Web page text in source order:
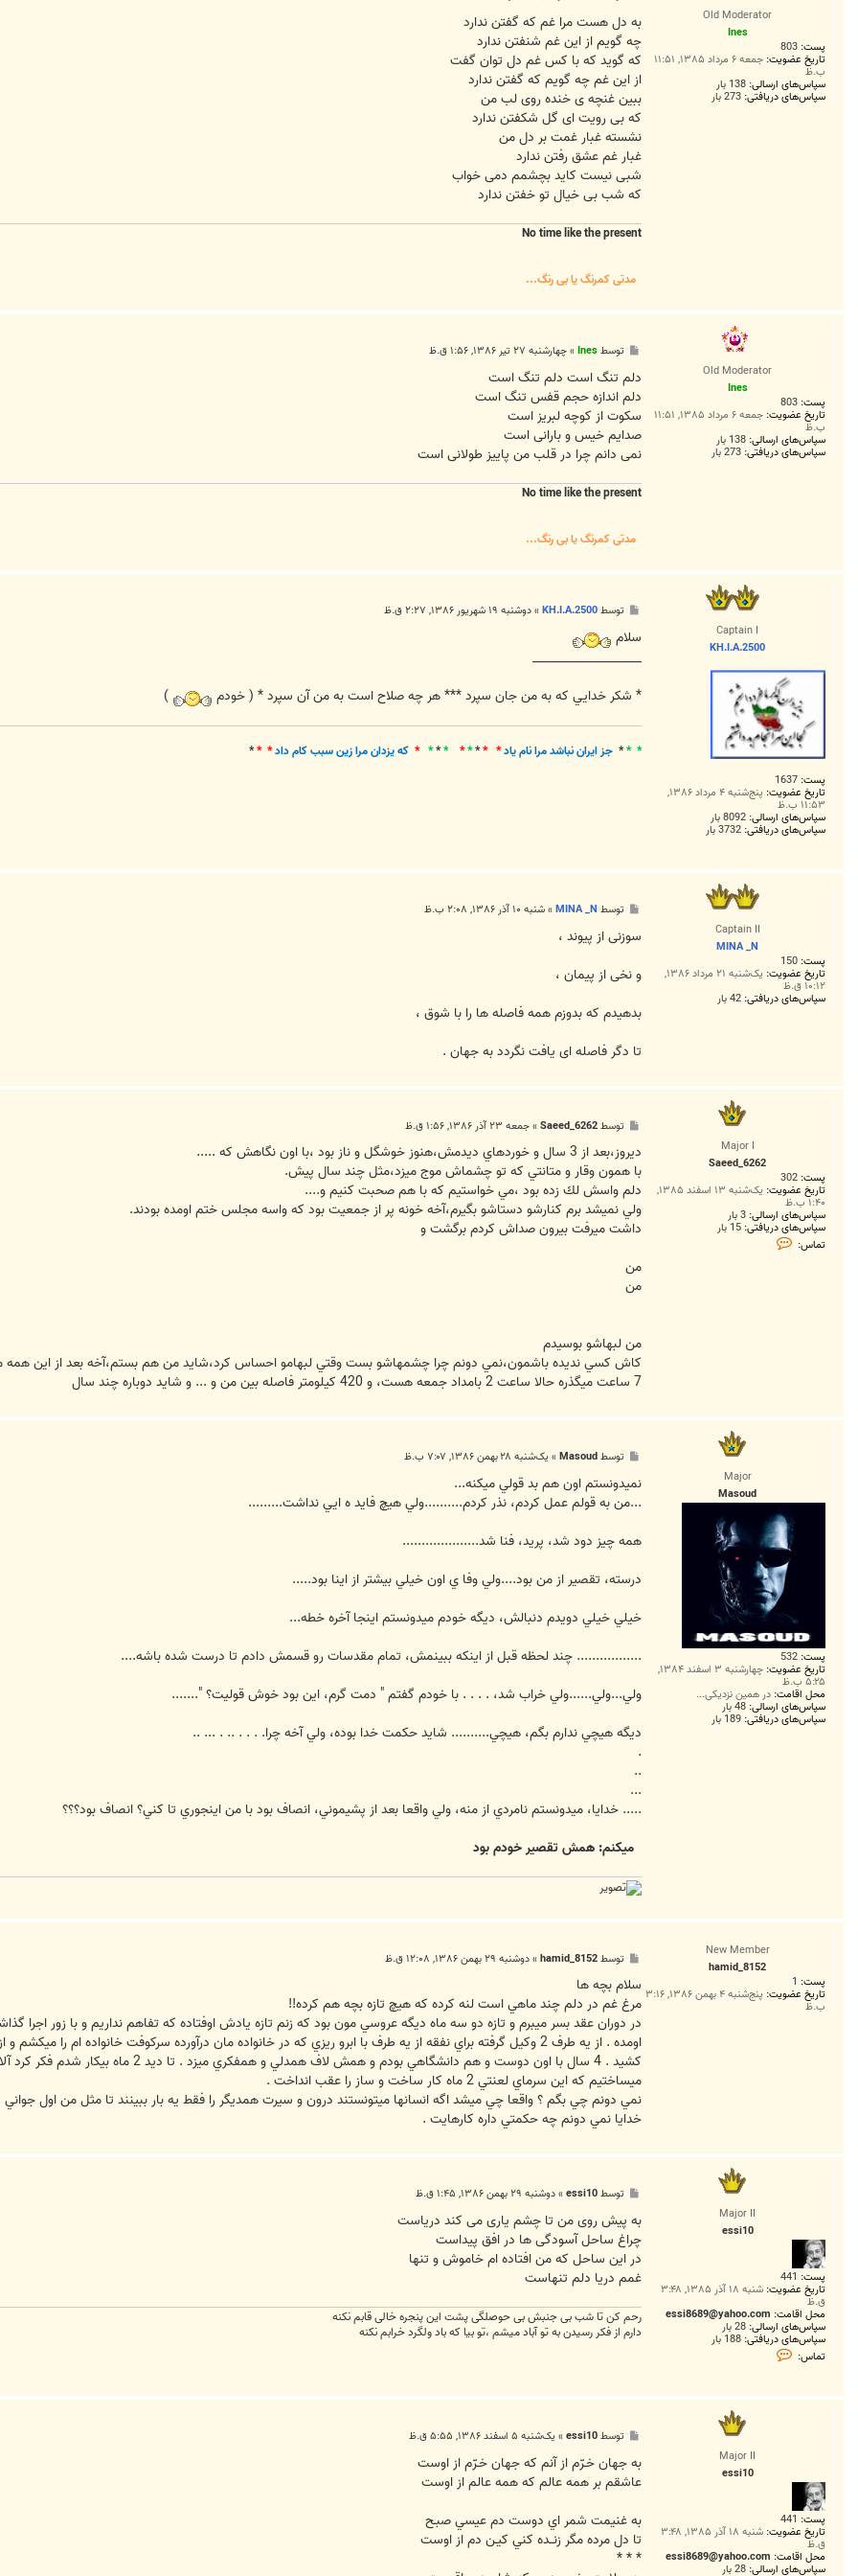
Old Moderator
Ines
پست: 803
تاریخ عضویت: جمعه ۶ مرداد ۱۳۸۵, ۱۱:۵۱
ب.ظ
سپاس‌های ارسالی: 138 بار
سپاس‌های دریافتی: 273 بار
ت
به دل هست مرا غم که گفتن ندارد
چه گویم از این غم شنفتن ندارد
که گوید که با کس غم دل توان گفت
از این غم چه گویم که گفتن ندارد
ببین غنچه ی خنده روی لب من
که بی رویت ای گل شکفتن ندارد
نشسته غبار غمت بر دل من
غبار غم عشق رفتن ندارد
شبی نیست کاید بچشمم دمی خواب
که شب بی خیال تو خفتن ندارد
No time like the present
مدتی کمرنگ یا بی رنگ...
Old Moderator
Ines
پست: 803
تاریخ عضویت: جمعه ۶ مرداد ۱۳۸۵, ۱۱:۵۱
ب.ظ
سپاس‌های ارسالی: 138 بار
سپاس‌های دریافتی: 273 بار
ت
توسطInes
»چهارشنبه ۲۷ تیر ۱۳۸۶, ۱:۵۶ ق.ظ
دلم تنگ است دلم تنگ است
دلم اندازه حجم قفس تنگ است
سکوت از کوچه لبریز است
صدایم خیس و بارانی است
نمی دانم چرا در قلب من پاییز طولانی است
No time like the present
مدتی کمرنگ یا بی رنگ...
Captain I
KH.I.A.2500
پست: 1637
تاریخ عضویت: پنج‌شنبه ۴ مرداد ۱۳۸۶,
۱۱:۵۳ ب.ظ
سپاس‌های ارسالی: 8092 بار
سپاس‌های دریافتی: 3732 بار
ت
توسطKH.I.A.2500
»دوشنبه ۱۹ شهریور ۱۳۸۶, ۲:۲۷ ق.ظ
سلام
___________________
* شکر خدايي که به من جان سپرد *** هر چه صلاح است به من آن سپرد * ( خودم
)
* *
* جز ايران نباشد مرا نام ياد* *
*
*
*
*
*
*
* که يزدان مرا زين سبب کام داد* *
*
Captain II
MINA _N
پست: 150
تاریخ عضویت: یک‌شنبه ۲۱ مرداد ۱۳۸۶,
۱۰:۱۲ ق.ظ
سپاس‌های دریافتی: 42 بار
ت
توسط MINA _N
»شنبه ۱۰ آذر ۱۳۸۶, ۲:۰۸ ب.ظ
سوزنی از پیوند ،
و نخی از پیمان ،
بدهیدم که بدوزم همه فاصله ها را با شوق ،
تا دگر فاصله ای یافت نگردد به جهان .
Major I
Saeed_6262
پست: 302
تاریخ عضویت: یک‌شنبه ۱۳ اسفند ۱۳۸۵,
۱:۴۰ ب.ظ
سپاس‌های ارسالی: 3 بار
سپاس‌های دریافتی: 15 بار
تماس:
ت
ت
توسطSaeed_6262
»جمعه ۲۳ آذر ۱۳۸۶, ۱:۵۶ ق.ظ
ديروز،بعد از 3 سال و خوردهاي ديدمش،هنوز خوشگل و ناز بود ،با اون نگاهش كه .....
با همون وقار و متانتي كه تو چشماش موج ميزد،مثل چند سال پيش.
دلم واسش لك زده بود ،مي خواستيم كه با هم صحبت كنيم و....
ولي نميشد برم كنارشو دستاشو بگيرم،آخه خونه پر از جمعيت بود كه واسه مجلس ختم اومده بودند.
داشت ميرفت بيرون صداش كردم برگشت و
من
من
من لبهاشو بوسيدم
كاش كسي نديده باشمون،نمي دونم چرا چشمهاشو بست وقتي لبهامو احساس كرد،شايد من هم بستم،آخه بعد از اين
7 ساعت ميگذره حالا ساعت 2 بامداد جمعه هست، و 420 كيلومتر فاصله بين من و ... و شايد دوباره چند سال
Major
Masoud
پست: 532
تاریخ عضویت: چهارشنبه ۳ اسفند ۱۳۸۴,
۵:۲۵ ب.ظ
محل اقامت: در همين نزديكي...
سپاس‌های ارسالی: 48 بار
سپاس‌های دریافتی: 189 بار
ت
توسطMasoud
» یک‌شنبه ۲۸ بهمن ۱۳۸۶, ۷:۰۷ ب.ظ
نميدونستم اون هم بد قولي ميکنه...
...من به قولم عمل کردم، نذر کردم..........ولي هيچ فايد ه ايي نداشت.........
همه چيز دود شد، پريد، فنا شد....................
درسته، تقصير از من بود....ولي وفا ي اون خيلي بيشتر از اينا بود.....
خيلي خيلي دويدم دنبالش، ديگه خودم ميدونستم اينجا آخره خطه...
................. چند لحظه قبل از اينکه ببينمش، تمام مقدسات رو قسمش دادم تا درست شده باشه....
ولي...ولي......ولي خراب شد، . . . . با خودم گفتم " دمت گرم، اين بود خوش قوليت؟ ".......
ديگه هيچي ندارم بگم، هيچي.......... شايد حکمت خدا بوده، ولي آخه چرا. . . . .. . ... ..
.
..
...
..... خدايا، ميدونستم نامردي از منه، ولي واقعا بعد از پشيموني، انصاف بود با من اينجوري تا کني؟ انصاف بود؟؟؟
میکنم: همش تقصیر خودم بود
New Member
hamid_8152
پست: 1
تاریخ عضویت: پنج‌شنبه ۴ بهمن ۱۳۸۶, ۳:۱۶
ب.ظ
ت
توسطhamid_8152
»دوشنبه ۲۹ بهمن ۱۳۸۶, ۱۲:۰۸ ق.ظ
سلام بچه ها
مرغ غم در دلم چند ماهي است لنه كرده كه هيچ تازه بچه هم كرده!!
در دوران عقد بسر ميبرم و تازه دو سه ماه ديگه عروسي مون بود كه زنم تازه يادش اوفتاده كه تفاهم نداريم و با زور اجرا
اومده . از يه طرف 2 وكيل گرفته براي نفقه از يه طرف با ابرو ريزي كه در خانواده مان درآورده سركوفت خانواده ام
كشيد . 4 سال با اون دوست و هم دانشگاهي بودم
ميساختيم كه اين سرماي لعنتي 2 ماه كار ساخت و ساز را عقب انداخت .
نمي دونم چي بگم ؟ واقعا چي ميشد اگه انسانها ميتونستند درون و سيرت همديگر را فقط يه بار ببينند تا مثل من اول جواني
خدايا نمي دونم چه حكمتي داره كارهايت .
Major II
essi10
پست: 441
تاریخ عضویت: شنبه ۱۸ آذر ۱۳۸۵, ۳:۴۸
ق.ظ
محل اقامت: essi8689@yahoo.com
سپاس‌های ارسالی: 28 بار
سپاس‌های دریافتی: 188 بار
تماس:
ت
e
ت
توسطessi10
»دوشنبه ۲۹ بهمن ۱۳۸۶, ۱:۴۵ ق.ظ
به پیش روی من تا چشم یاری می کند دریاست
چراغ ساحل آسودگی ها در افق پیداست
در این ساحل که من افتاده ام خاموش و تنها
غمم دریا دلم تنهاست
رحم کن تا شب بی جنبش بی حوصلگی پشت این پنجره خالی قابم نکنه
دارم از فکر رسیدن به تو آباد میشم ،تو بیا که باد ولگرد خرابم نکنه
Major II
essi10
پست: 441
تاریخ عضویت: شنبه ۱۸ آذر ۱۳۸۵, ۳:۴۸
ق.ظ
محل اقامت: essi8689@yahoo.com
سپاس‌های ارسالی: 28 بار
ت
توسطessi10
» یک‌شنبه ۵ اسفند ۱۳۸۶, ۵:۵۵ ق.ظ
به جهان خـرّم از آنم که جهان خـرّم از اوست
عاشقم بر همه عالم که همه عالم از اوست
به غنيمت شمر اي دوست دم عيسي صبـح
تا دل مرده مگر زنــده کني کيـن دم از اوست
* * *